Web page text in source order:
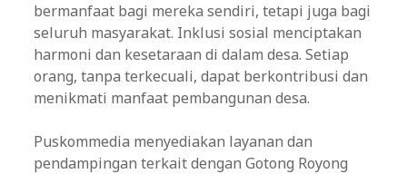
bermanfaat bagi mereka sendiri, tetapi juga bagi
seluruh masyarakat. Inklusi sosial menciptakan
harmoni dan kesetaraan di dalam desa. Setiap
orang, tanpa terkecuali, dapat berkontribusi dan
menikmati manfaat pembangunan desa.
Puskommedia menyediakan layanan dan
pendampingan terkait dengan Gotong Royong